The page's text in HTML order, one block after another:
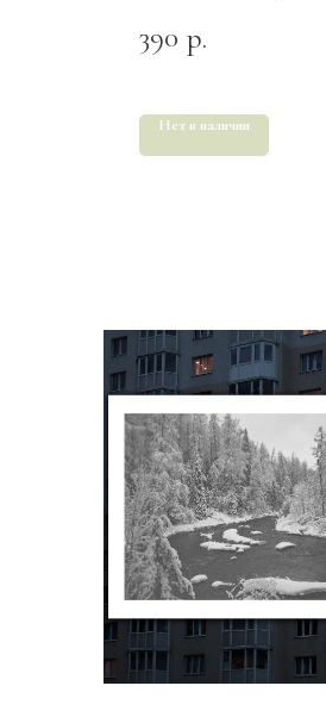
390 р.
Нет в наличии